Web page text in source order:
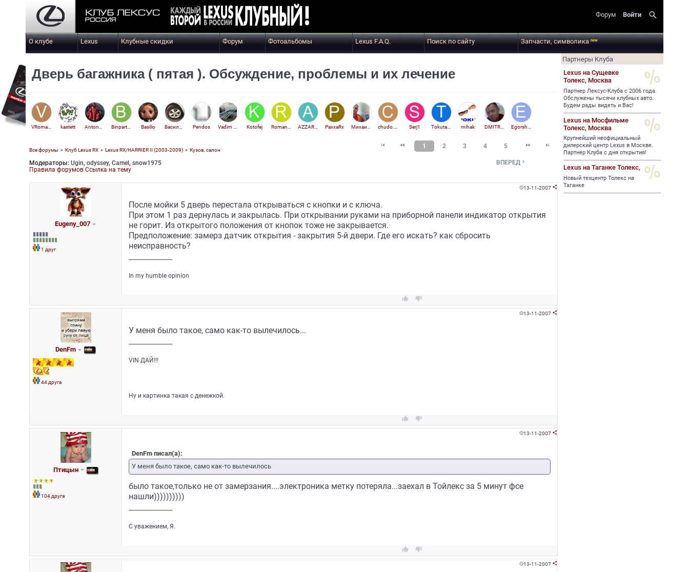
Форум Войти search
О клубе Lexus Клубные скидки Форум Фотоальбомы Lexus F.A.Q. Поиск по сайту Запчасти, символикаnew
Дверь багажника ( пятая ). Обсуждение, проблемы и их лечение
VRomanKHV kastett Binpartner Basilio Pendos Kotofej AZZAR_tt_154 PaxxaRx Serj1 Tokutayev@mail.ru mihak DMITRY_POPOV
Омич-66
Все форумы » Клуб Lexus RX» Lexus RX/HARRIER II (2003-2009)» Кузов, салон
Модераторы: Ugin, odyssey, Camel , snow1975
Правила форумов Ссылка на тему
  1 2 3 4 5  
ВПЕРЕД 
Eugeny_007
1 друг
13-11-2007 
После мойки 5 дверь перестала открываться с кнопки и с ключа.
При этом 1 раз дернулась и закрылась. При открывании руками на приборной панели индикатор открытия
не горит. Из открытого положения от кнопок тоже не закрывается.
Предположение: замерз датчик открытия - закрытия 5-й двери. Где его искать? как сбросить
неисправность?
In my humble opinion
 
DenFm
44 друга
13-11-2007 
У меня было такое, само как-то вылечилось...
VIN ДАЙ!!!
Ну и картинка такая с денежкой.
 
Птицын
104 друга
13-11-2007 
DenFm писал(а):
У меня было такое, само как-то вылечилось
было такое,только не от замерзания....электроника метку потеряла...заехал в Тойлекс за 5 минут фсе
нашли))))))))))
С уважением, Я.
 
13-11-2007 
Партнеры Клуба
Lexus на Сущевке
Толекс, Москва
Партнер Лексус-Клуба с 2006 года.
Обслужены тысячи клубных авто.
Будем рады видеть и Вас!
Lexus на Мосфильме
Толекс, Москва
Крупнейший неофициальный
дилерский центр Lexus в Москве.
Партнер Клуба с дня открытия!
Lexus на Таганке Толекс,
Новый техцентр Толекс на
Таганке